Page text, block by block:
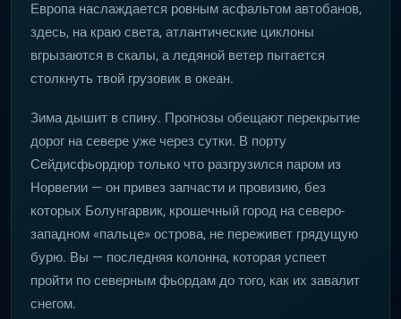
Европа наслаждается ровным асфальтом автобанов,
здесь, на краю света, атлантические циклоны
вгрызаются в скалы, а ледяной ветер пытается
столкнуть твой грузовик в океан.
Зима дышит в спину. Прогнозы обещают перекрытие
дорог на севере уже через сутки. В порту
Сейдисфьордюр только что разгрузился паром из
Норвегии — он привез запчасти и провизию, без
которых Болунгарвик, крошечный город на северо-
западном «пальце» острова, не переживет грядущую
бурю. Вы — последняя колонна, которая успеет
пройти по северным фьордам до того, как их завалит
снегом.